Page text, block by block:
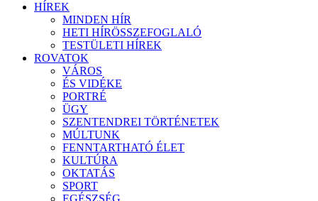
HÍREK
MINDEN HÍR
HETI HÍRÖSSZEFOGLALÓ
TESTÜLETI HÍREK
ROVATOK
VÁROS
ÉS VIDÉKE
PORTRÉ
ÜGY
SZENTENDREI TÖRTÉNETEK
MÚLTUNK
FENNTARTHATÓ ÉLET
KULTÚRA
OKTATÁS
SPORT
EGÉSZSÉG